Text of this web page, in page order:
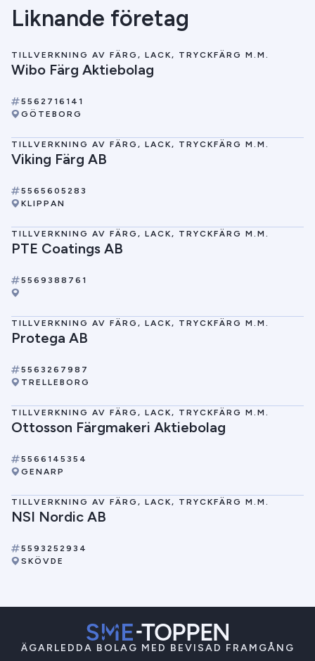
Liknande företag
TILLVERKNING AV FÄRG, LACK, TRYCKFÄRG M.M.
Wibo Färg Aktiebolag
5562716141
GÖTEBORG
TILLVERKNING AV FÄRG, LACK, TRYCKFÄRG M.M.
Viking Färg AB
5565605283
KLIPPAN
TILLVERKNING AV FÄRG, LACK, TRYCKFÄRG M.M.
PTE Coatings AB
5569388761
TILLVERKNING AV FÄRG, LACK, TRYCKFÄRG M.M.
Protega AB
5563267987
TRELLEBORG
TILLVERKNING AV FÄRG, LACK, TRYCKFÄRG M.M.
Ottosson Färgmakeri Aktiebolag
5566145354
GENARP
TILLVERKNING AV FÄRG, LACK, TRYCKFÄRG M.M.
NSI Nordic AB
5593252934
SKÖVDE
ÄGARLEDDA BOLAG MED BEVISAD FRAMGÅNG